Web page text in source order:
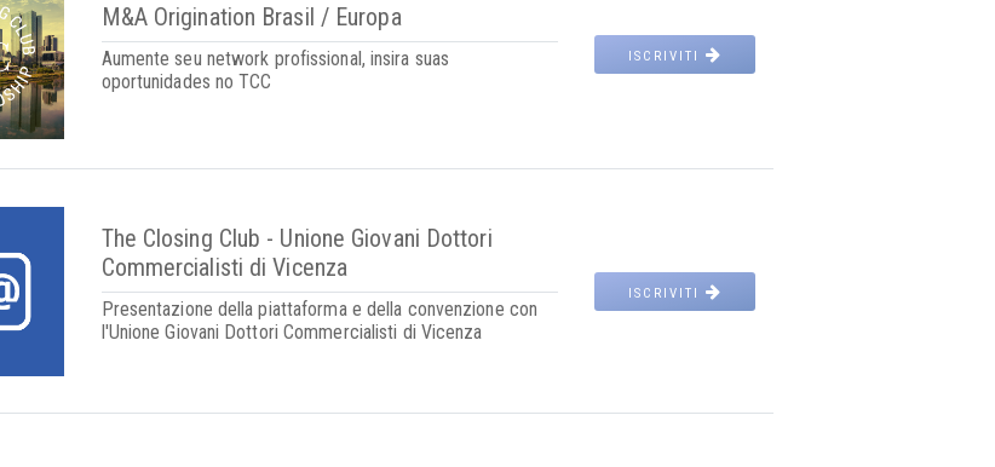
M&A Origination Brasil / Europa
Aumente seu network profissional, insira suas
oportunidades no TCC
ISCRIVITI
The Closing Club - Unione Giovani Dottori
Commercialisti di Vicenza
Presentazione della piattaforma e della convenzione con
l'Unione Giovani Dottori Commercialisti di Vicenza
ISCRIVITI